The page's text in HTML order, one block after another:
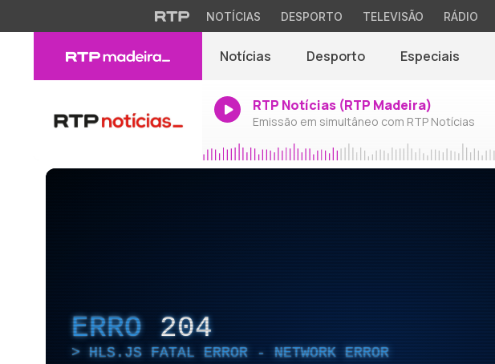
NOTÍCIAS DESPORTO TELEVISÃO RÁDIO
Notícias Desporto Especiais
RTP Notícias (RTP Madeira)
Emissão em simultâneo com RTP Notícias
ERRO 204
HLS.JS FATAL ERROR - NETWORK ERROR